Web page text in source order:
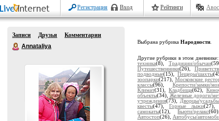
Регистрация Вход Рейтинги
Записи Друзья
Комментарии
Annataliya
Выбрана рубрика Народности
Другие рубрики в этом
техника(8), Традиции/обычаи
Путешественники(26),
подводные(15), Пещеры/шахты
зоопарки(217),Московские
классы(96), Крепости/замки/
Климат(31), Кладбища(62), Кино
объекты(34), Железные дороги/
учреждения(73), Дворцы/усадьбы
квесты(47), Горные лыжи
самокаты(12),Бьюти/релакс
Автостоп(26), Автобусы/